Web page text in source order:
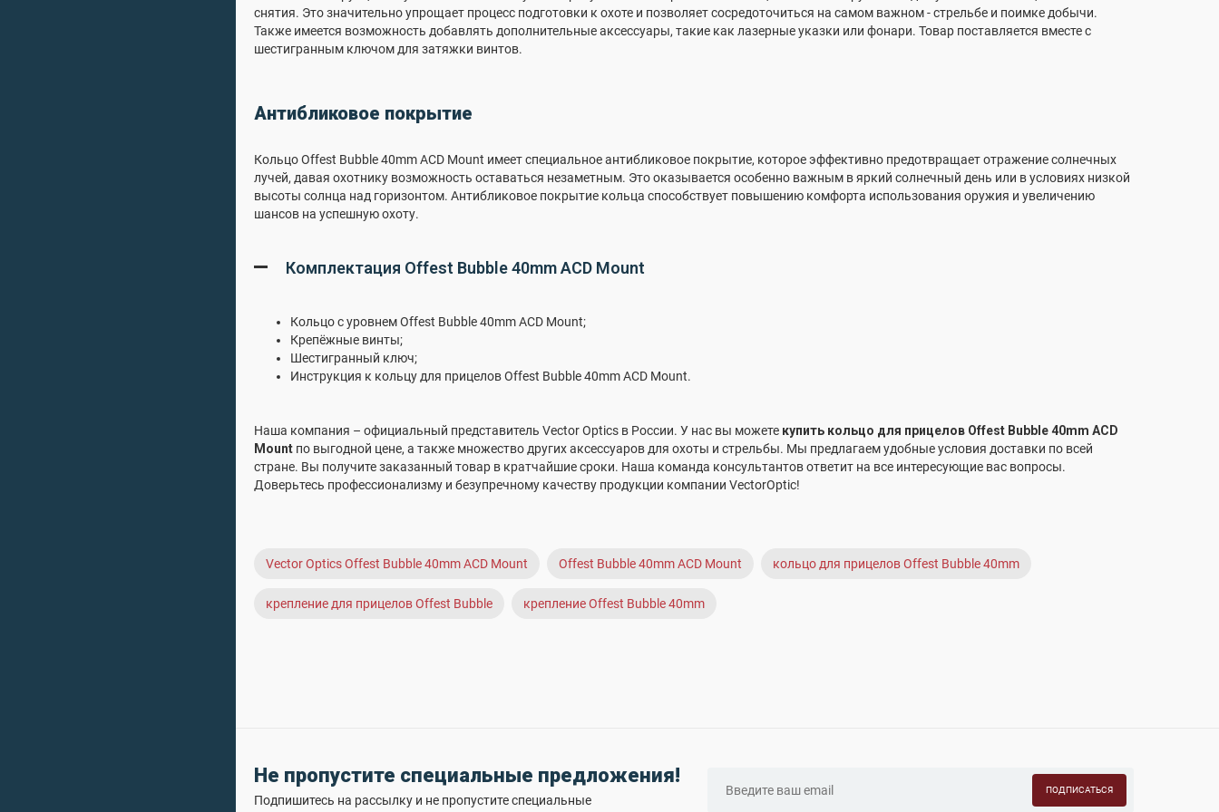
снятия. Это значительно упрощает процесс подготовки к охоте и позволяет сосредоточиться на самом важном - стрельбе и поимке добычи.
Также имеется возможность добавлять дополнительные аксессуары, такие как лазерные указки или фонари. Товар поставляется вместе с
шестигранным ключом для затяжки винтов.
Антибликовое покрытие
Кольцо Offest Bubble 40mm ACD Mount имеет специальное антибликовое покрытие, которое эффективно предотвращает отражение солнечных
лучей, давая охотнику возможность оставаться незаметным. Это оказывается особенно важным в яркий солнечный день или в условиях низкой
высоты солнца над горизонтом. Антибликовое покрытие кольца способствует повышению комфорта использования оружия и увеличению
шансов на успешную охоту.
Комплектация Offest Bubble 40mm ACD Mount
Кольцо с уровнем Offest Bubble 40mm ACD Mount;
Крепёжные винты;
Шестигранный ключ;
Инструкция к кольцу для прицелов Offest Bubble 40mm ACD Mount.
Наша компания – официальный представитель Vector Optics в России. У нас вы можете купить кольцо для прицелов Offest Bubble 40mm ACD
Mount по выгодной цене, а также множество других аксессуаров для охоты и стрельбы. Мы предлагаем удобные условия доставки по всей
стране. Вы получите заказанный товар в кратчайшие сроки. Наша команда консультантов ответит на все интересующие вас вопросы.
Доверьтесь профессионализму и безупречному качеству продукции компании VectorOptic!
Vector Optics Offest Bubble 40mm ACD Mount Offest Bubble 40mm ACD Mount кольцо для прицелов Offest Bubble 40mm
крепление для прицелов Offest Bubble крепление Offest Bubble 40mm
Не пропустите специальные предложения!
Подпишитесь на рассылку и не пропустите специальные
ПОДПИСАТЬСЯ